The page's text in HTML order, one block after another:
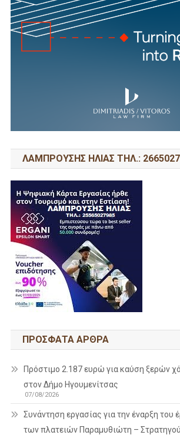
ΛΑΜΠΡΟΥΣΗΣ ΗΛΙΑΣ ΤΗΛ.:
ΠΡΌΣΦΑΤΑ ΆΡΘΡΑ
Πρόστιμο 2.187 ευρώ για καύση ξερών
στον Δήμο Ηγουμενίτσας
07/08/2026
Συνάντηση εργασίας για την έναρξη του
των πλατειών Παραμυθιώτη –